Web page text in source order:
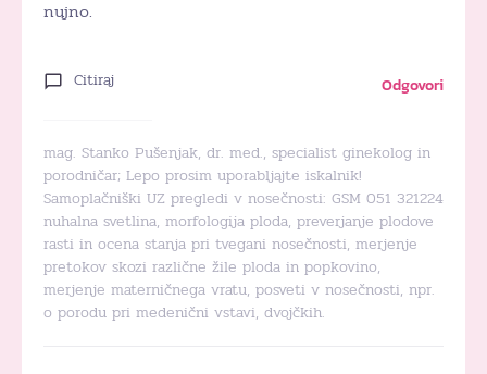
nujno.
Citiraj Odgovori
mag. Stanko Pušenjak, dr. med., specialist ginekolog in
porodničar; Lepo prosim uporabljajte iskalnik!
Samoplačniški UZ pregledi v nosečnosti: GSM 051 321224
nuhalna svetlina, morfologija ploda, preverjanje plodove
rasti in ocena stanja pri tvegani nosečnosti, merjenje
pretokov skozi različne žile ploda in popkovino,
merjenje materničnega vratu, posveti v nosečnosti, npr.
o porodu pri medenični vstavi, dvojčkih.